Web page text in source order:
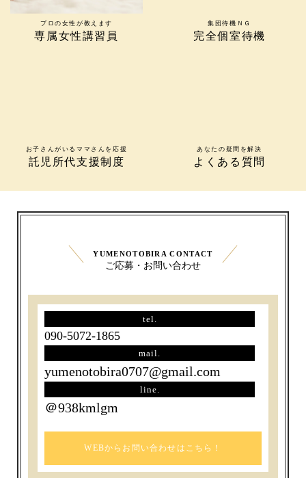
プロの女性が教えます
専属女性講習員
集団待機ＮＧ
完全個室待機
お子さんがいるママさんを応援
託児所代支援制度
あなたの疑問を解決
よくある質問
YUMENOTOBIRA CONTACT
ご応募・お問い合わせ
tel.
090-5072-1865
mail.
yumenotobira0707@gmail.com
line.
＠938kmlgm
WEBからお問い合わせはこちら！